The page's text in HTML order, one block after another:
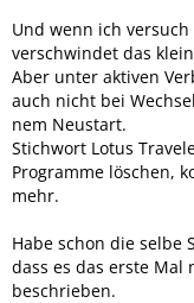
Und wenn ich
verschwindet das
Aber unter aktiven
auch nicht bei
nem Neustart.
Stichwort Lotus
Programme löschen,
mehr.
Habe schon die selbe
dass es das erste Mal
beschrieben.